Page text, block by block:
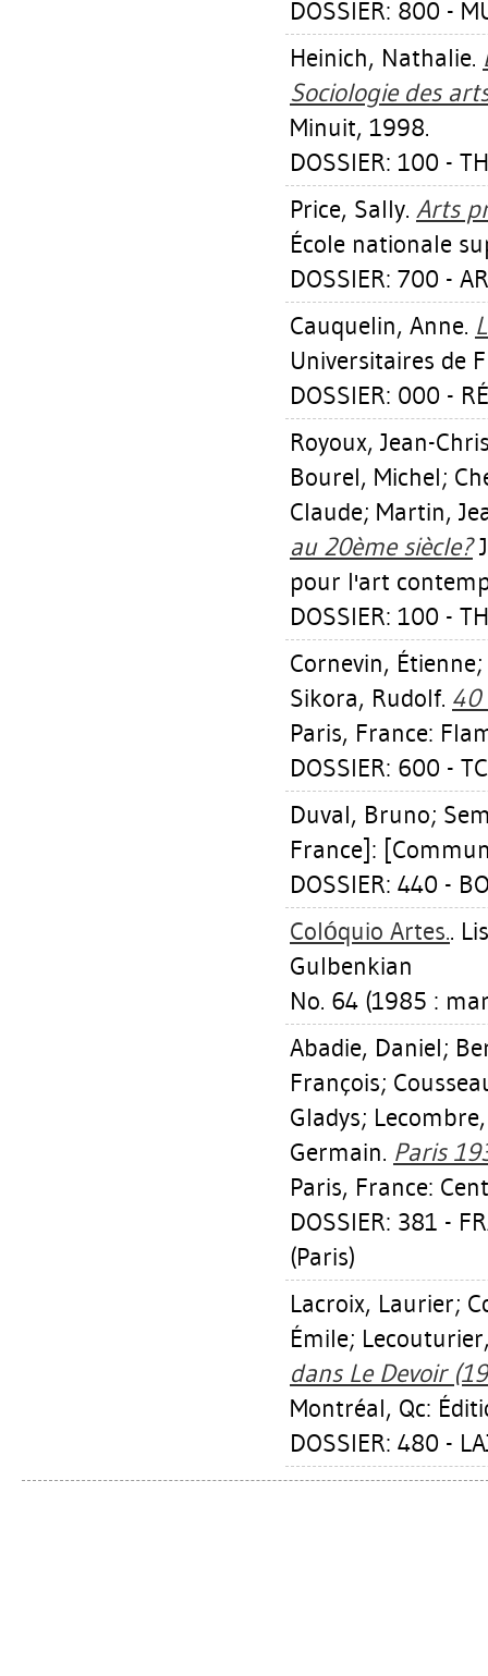
DOSSIER: 800 -
Heinich, Nathalie.
Sociologie des
Minuit, 1998.
DOSSIER: 100 -
Price, Sally. Arts
École nationale
DOSSIER: 700 -
Cauquelin, Anne.
Universitaires de
DOSSIER: 000 -
Royoux, Jean-
Bourel, Michel;
Claude; Martin,
au 20ème siècle?
pour l'art
DOSSIER: 100 -
Cornevin, Étienne;
Sikora, Rudolf. 40
Paris, France:
DOSSIER: 600 -
Duval, Bruno;
France]:
DOSSIER: 440 -
Colóquio Artes..
Gulbenkian
No. 64 (1985 :
Abadie, Daniel;
François;
Gladys;
Germain. Paris
Paris, France:
DOSSIER: 381 -
(Paris)
Lacroix, Laurier;
Émile;
dans Le Devoir
Montréal, Qc:
DOSSIER: 480 -